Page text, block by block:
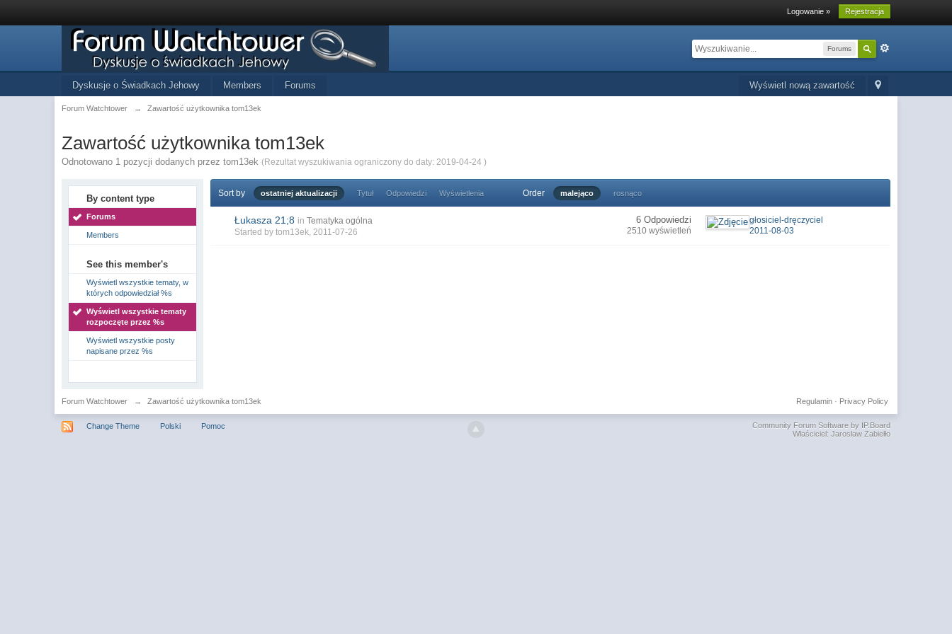
Logowanie » Rejestracja
Forums
Wyświetl nową zawartość
Dyskusje o Świadkach Jehowy Members Forums
Forum Watchtower → Zawartość użytkownika tom13ek
Zawartość użytkownika tom13ek
Odnotowano 1 pozycji dodanych przez tom13ek (Rezultat wyszukiwania ograniczony do daty: 2019-04-24 )
By content type
Forums
Members
See this member's
Wyświetl wszystkie tematy, w
których odpowiedział %s
Wyświetl wszystkie tematy
rozpoczęte przez %s
Wyświetl wszystkie posty
napisane przez %s
Sort by ostatniej aktualizacji Tytuł Odpowiedzi Wyświetlenia Order malejąco rosnąco
Łukasza 21;8 in Tematyka ogólna
Started bytom13ek, 2011-07-26
6 Odpowiedzi
2510 wyświetleń
głosiciel-dręczyciel
2011-08-03
Forum Watchtower → Zawartość użytkownika tom13ek Privacy Policy
Regulamin·
Change Theme Polski Pomoc
Community Forum Software by IP.Board
Właściciel: Jarosław Zabiełło